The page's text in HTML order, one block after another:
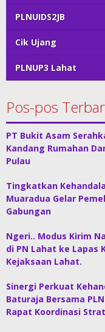
PLNUIDS2JB
Cik Ujang
PLNUP3 Lahat
Pos-pos
PT Bukit Asam
Kandang Rumahan
Pulau
Tingkatkan
Muaradua Gelar
Gabungan
Ngeri.. Modus Kirim
di PN Lahat ke Lapas
Kejaksaan Lahat.
Sinergi Perkuat
Baturaja Bersama
Rapat Koordinasi